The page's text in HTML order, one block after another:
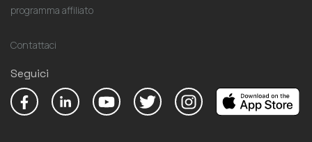
programma affiliato
Contattaci
Seguici